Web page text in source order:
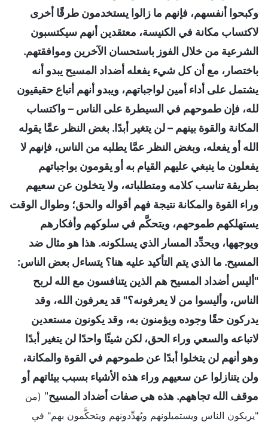
وكبحوا أنفسهم، فإنهم ما زالوا يستخدمون طرقًا أخرى
لاكتساب مكانة في الكنيسة، معتقدين أنهم سيكتسبون
الشرعية من خلال الفوز باستحسان الآخرين وموافقتهم.
باختصار، مع أن كل شيء يفعله أضداد المسيح يبدو أنه
يشتمل على أداء أمين لواجباتهم، ويبدو أنهم أتباع حقيقيون
لله، فإن طموحهم في السيطرة على الناس – واكتساب
المكانة والقوة بينهم – لن يتغير أبدًا. بغض النظر عمَّا يقوله
الله أو يفعله، وبغض النظر عمَّا يطلبه من الناس، فإنهم لا
يفعلون ما ينبغي عليهم القيام به أو يقومون بواجباتهم
بطريقة تناسب كلامه ومتطلباته، ولا يتخلون عن سعيهم
وراء القوة والمكانة نتيجة فهم أقواله والحق؛ وطوال الوقت
يستهلكهم طموحهم، ويتحكَّم في سلوكهم وأفكارهم
ويوجهها، ويحدِّد المسار الذي يسلكونه. هذا هو مثال ضد
المسيح. ما الذي يتم التأكيد عليه هنا؟ يتساءل بعض الناس:
"أليس أضداد المسيح هم الذين يتنافسون مع الله لربح
الناس، وأليسوا من لا يعرفونه؟" قد يعرفون الله، وقد
يدركون حقًا وجوده ويؤمنون به، وقد يكونون مستعدين
لاتباعه والسعي وراء الحق، لكن شيئًا واحدًا لن يتغير أبدًا
وهو أنهم لن يتخلوا أبدًا عن طموحهم في القوة والمكانة،
ولن يتنازلوا عن سعيهم وراء هذه الأشياء بسبب بيئاتهم أو
موقف الله تجاههم. هذه هي صفات أضداد المسيح" (من
"يربكون الناس ويستميلونهم ويُهدِّدونهم ويتحكَّمون بهم" في